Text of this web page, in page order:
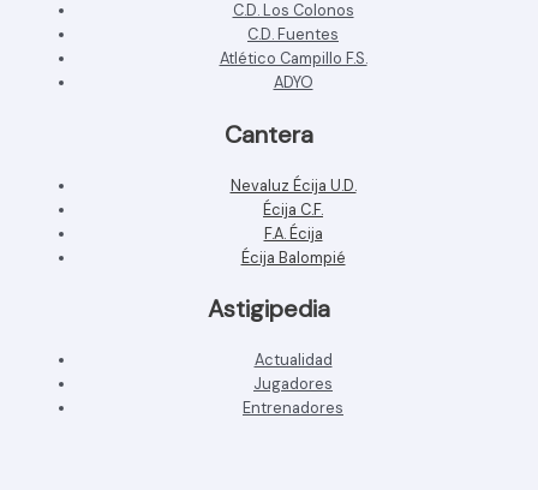
C.D. Los Colonos
C.D. Fuentes
Atlético Campillo F.S.
ADYO
Cantera
Nevaluz Écija U.D.
Écija C.F.
F.A. Écija
Écija Balompié
Astigipedia
Actualidad
Jugadores
Entrenadores